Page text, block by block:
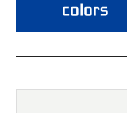
colors